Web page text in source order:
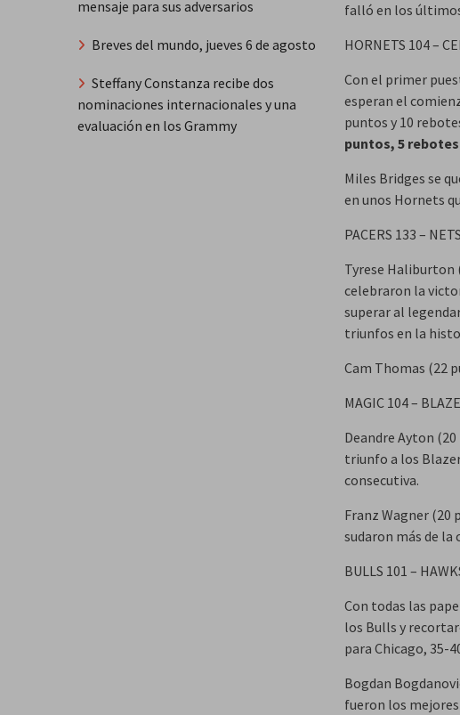
falló en los
HORNETS 104 –
Con el primer
esperan el
puntos y 10
puntos, 5
Miles Bridges se
en unos Hornets
PACERS 133 –
Tyrese Haliburton
celebraron la
superar al
triunfos en la
Cam Thomas (22
MAGIC 104 –
Deandre Ayton
triunfo a los
consecutiva.
Franz Wagner (20
sudaron más de
BULLS 101 –
Con todas las
los Bulls y
para Chicago, 35-
Bogdan
fueron los
mensaje para sus adversarios
Breves del mundo, jueves 6 de agosto
Steffany Constanza recibe dos
nominaciones internacionales y una
evaluación en los Grammy